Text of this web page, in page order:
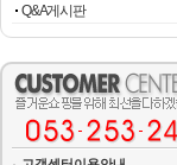
Q&A게시판